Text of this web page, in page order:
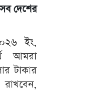
দেশের
ইং,
আমরা
টাকার